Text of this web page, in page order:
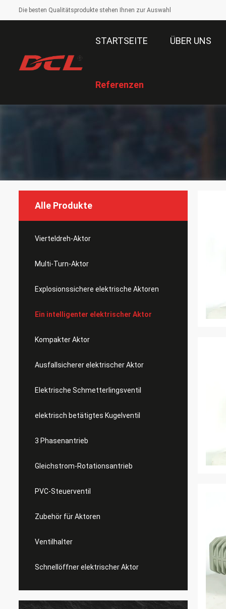
Die besten Qualitätsprodukte stehen Ihnen zur Auswahl
STARTSEITE ÜBER UNS
Referenzen
Alle Produkte
Vierteldreh-Aktor
Multi-Turn-Aktor
Explosionssichere elektrische Aktoren
Ein intelligenter elektrischer Aktor
Kompakter Aktor
Ausfallsicherer elektrischer Aktor
Elektrische Schmetterlingsventil
elektrisch betätigtes Kugelventil
3 Phasenantrieb
Gleichstrom-Rotationsantrieb
PVC-Steuerventil
Zubehör für Aktoren
Ventilhalter
Schnellöffner elektrischer Aktor